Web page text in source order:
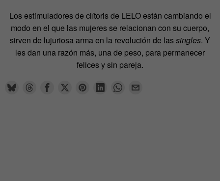
Los estimuladores de clítoris de LELO están cambiando el
modo en el que las mujeres se relacionan con su cuerpo,
sirven de lujuriosa arma en la revolución de lassingles. Y
les dan una razón más, una de peso, para permanecer
felices y sin pareja.